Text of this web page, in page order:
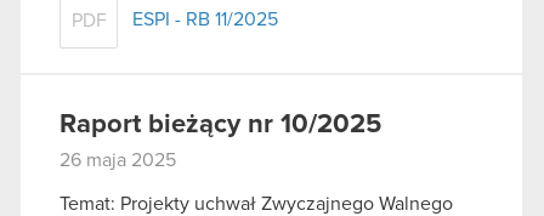
PDF ESPI - RB 11/2025
Raport bieżący nr 10/2025
26 maja 2025
Temat: Projekty uchwał Zwyczajnego Walnego